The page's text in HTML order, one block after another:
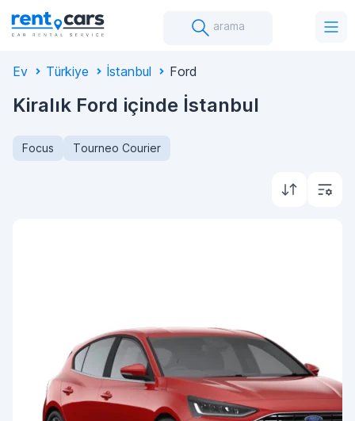
arama
Ev Türkiye İstanbul Ford
Kiralık Ford içinde İstanbul
Focus Tourneo Courier